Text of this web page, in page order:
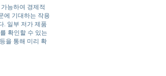
능하여 경제적
에 기대하는 작용
. 일부 저가 제품
확인할 수 있는
을 통해 미리 확